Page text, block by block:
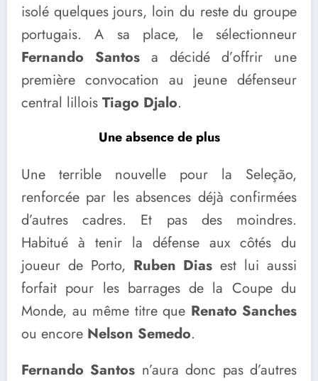
isolé quelques jours, loin du reste du groupe
portugais. A sa place, le sélectionneur
Fernando Santos a décidé d’offrir une
première convocation au jeune défenseur
central lillois Tiago Djalo.
Une absence de plus
Une terrible nouvelle pour la Seleção,
renforcée par les absences déjà confirmées
d’autres cadres. Et pas des moindres.
Habitué à tenir la défense aux côtés du
joueur de Porto, Ruben Dias est lui aussi
forfait pour les barrages de la Coupe du
Monde, au même titre que Renato Sanches
ou encore Nelson Semedo.
Fernando Santos n’aura donc pas d’autres